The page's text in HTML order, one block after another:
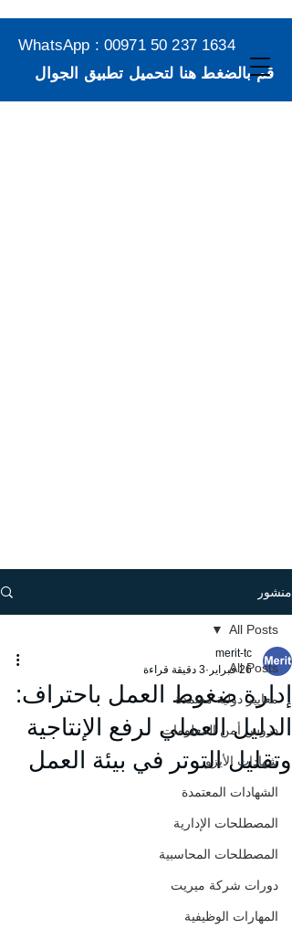
WhatsApp : 00971 50 237 1634
قم بالضغط هنا لتحميل تطبيق الجوال
منشور
All Posts
معايير دولية معتمدة
دروس أمن المعلومات
شهادات الأيزو
الشهادات المعتمدة
المصطلحات الإدارية
المصطلحات المحاسبية
دورات شركة ميريت
المهارات الوظيفية
All Posts
إدارة ضغوط العمل باحتراف:
الدليل العملي لرفع الإنتاجية
وتقليل التوتر في بيئة العمل
merit-tc
26 فبراير
3 دقيقة قراءة